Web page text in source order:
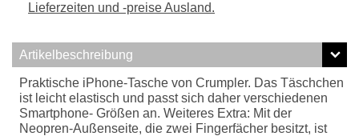
Lieferzeiten und -preise Ausland.
Artikelbeschreibung
Praktische iPhone-Tasche von Crumpler. Das Täschchen
ist leicht elastisch und passt sich daher verschiedenen
Smartphone- Größen an. Weiteres Extra: Mit der
Neopren-Außenseite, die zwei Fingerfächer besitzt, ist